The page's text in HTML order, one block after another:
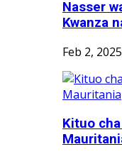
Nasser
Kwanza
Feb 2, 2025
Kituo